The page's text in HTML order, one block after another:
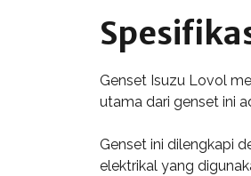
Genset Isuzu Lovol
utama dari genset ini
Genset ini dilengkapi
elektrikal yang